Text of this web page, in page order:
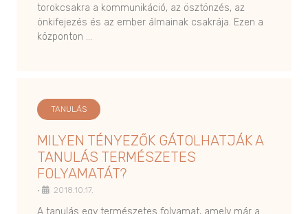
torokcsakra a kommunikáció, az ösztönzés, az
önkifejezés és az ember álmainak csakrája. Ezen a
központon …
TANULÁS
MILYEN TÉNYEZŐK GÁTOLHATJÁK A
TANULÁS TERMÉSZETES
FOLYAMATÁT?
• 2018.10.17.
A tanulás egy természetes folyamat, amely már a